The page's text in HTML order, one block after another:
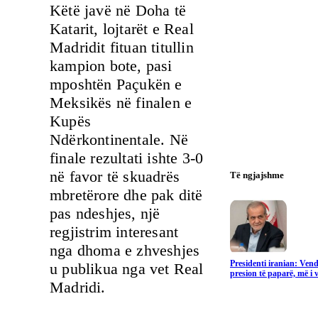
Këtë javë në Doha të
Katarit, lojtarët e Real
Madridit fituan titullin
kampion bote, pasi
mposhtën Paçukën e
Meksikës në finalen e
Kupës
Ndërkontinentale. Në
finale rezultati ishte 3-0
në favor të skuadrës
mbretërore dhe pak ditë
pas ndeshjes, një
regjistrim interesant
nga dhoma e zhveshjes
u publikua nga vet Real
Madridi.
Të ngjajshme
Presidenti iranian:
presion të paparë, më i